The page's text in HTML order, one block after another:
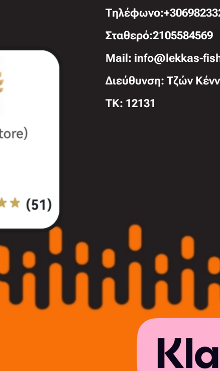
Σταθερό:2105584569
Mail: info@lekkas-
Διεύθυνση: Τζών
TK: 12131